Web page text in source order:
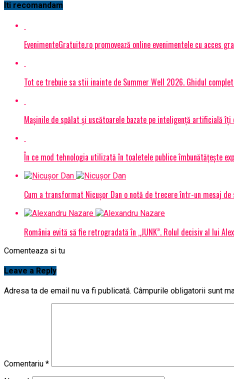
Iti recomandam
EvenimenteGratuite.ro promovează online evenimentele cu acces
Tot ce trebuie sa stii inainte de Summer Well 2026. Ghidul
Mașinile de spălat și uscătoarele bazate pe inteligență artificială
În ce mod tehnologia utilizată în toaletele publice îmbunătățește
Cum a transformat Nicușor Dan o notă de trecere într-un mesaj
România evită să fie retrogradată în „JUNK”. Rolul decisiv al lui
Comenteaza si tu
Leave a Reply
Adresa ta de email nu va fi publicată. Câmpurile obligatorii sunt
Comentariu *